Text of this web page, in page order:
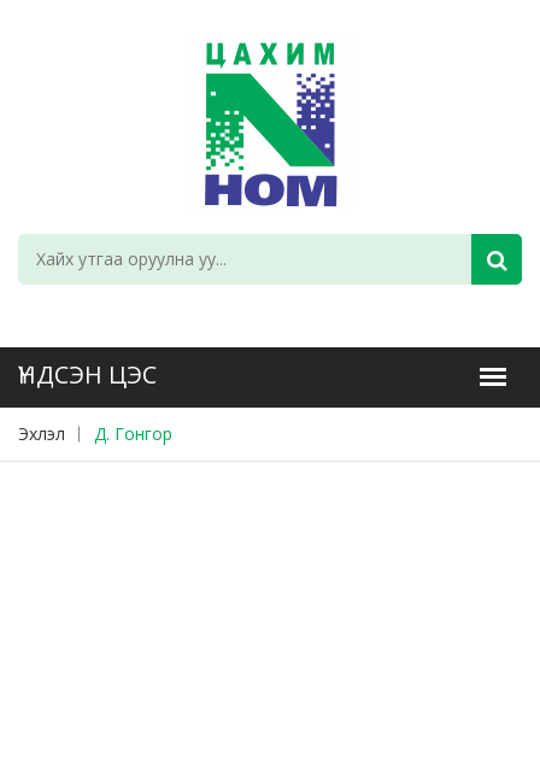
Эхлэл Д. Гонгор